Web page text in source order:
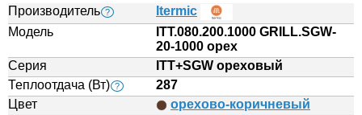
Производитель ?
Itermic
Модель
ITT.080.200.1000 GRILL.SGW-
20-1000 орех
Серия
ITT+SGW ореховый
Теплоотдача (Вт) ?
287
Цвет
орехово-коричневый